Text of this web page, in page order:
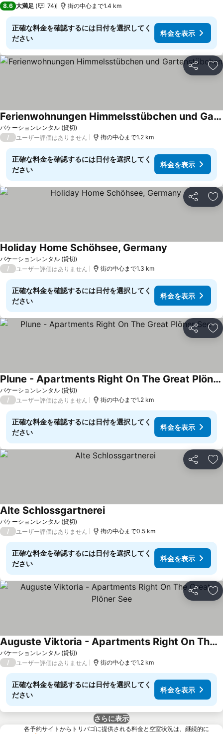
8.6 大満足 74 街の中心まで1.4 km
正確な料金を確認するには日付を選択してく
ださい
料金を表示
シェア お
バケーションレンタル (貸切)
Ferienwohnungen Himmelsstübchen und Gartenstübchen
/ ユーザー評価はありません 街の中心まで1.2 km
正確な料金を確認するには日付を選択してく
ださい
料金を表示
シェア お
バケーションレンタル (貸切)
Holiday Home Schöhsee, Germany
/ ユーザー評価はありません 街の中心まで1.3 km
正確な料金を確認するには日付を選択してく
ださい
料金を表示
シェア お
バケーションレンタル (貸切)
Plune - Apartments Right On The Great Plöner See
/ ユーザー評価はありません 街の中心まで1.2 km
正確な料金を確認するには日付を選択してく
ださい
料金を表示
シェア お
バケーションレンタル (貸切)
Alte Schlossgartnerei
/ ユーザー評価はありません 街の中心まで0.5 km
正確な料金を確認するには日付を選択してく
ださい
料金を表示
シェア お
バケーションレンタル (貸切)
Auguste Viktoria - Apartments Right On The Great Plöner See
/ ユーザー評価はありません 街の中心まで1.2 km
正確な料金を確認するには日付を選択してく
ださい
料金を表示
さらに表示
各予約サイトからトリバゴに提供される料金と空室状況は、継続的に